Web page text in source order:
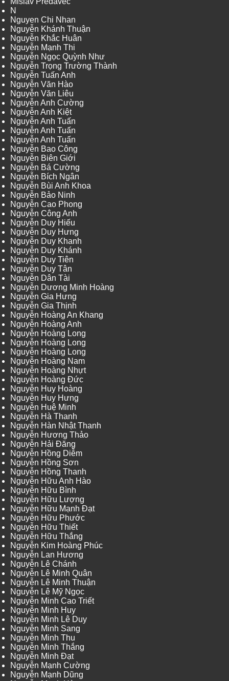
N
Nguyen Chi Nhan
Nguyễn Khánh Thuận
Nguyễn Khắc Huân
Nguyễn Mạnh Thi
Nguyễn Ngọc Quỳnh Như
Nguyễn Trọng Trường Thành
Nguyễn Tuấn Anh
Nguyễn Văn Hào
Nguyễn Văn Liêu
Nguyễn Anh Cường
Nguyễn Anh Kiệt
Nguyễn Anh Tuấn
Nguyễn Anh Tuấn
Nguyễn Anh Tuấn
Nguyễn Bao Công
Nguyễn Biên Giới
Nguyễn Bá Cường
Nguyễn Bích Ngân
Nguyễn Bùi Anh Khoa
Nguyễn Bảo Ninh
Nguyễn Cao Phong
Nguyễn Công Anh
Nguyễn Duy Hiếu
Nguyễn Duy Hưng
Nguyễn Duy Khanh
Nguyễn Duy Khánh
Nguyễn Duy Tiên
Nguyễn Duy Tân
Nguyễn Dân Tài
Nguyễn Dương Minh Hoàng
Nguyễn Gia Hưng
Nguyễn Gia Thịnh
Nguyễn Hoàng An Khang
Nguyễn Hoàng Anh
Nguyễn Hoàng Long
Nguyễn Hoàng Long
Nguyễn Hoàng Long
Nguyễn Hoàng Nam
Nguyễn Hoàng Nhựt
Nguyễn Hoàng Đức
Nguyễn Huy Hoàng
Nguyễn Huy Hưng
Nguyễn Huệ Minh
Nguyễn Hà Thanh
Nguyễn Hàn Nhật Thanh
Nguyễn Hương Thảo
Nguyễn Hải Đăng
Nguyễn Hồng Diễm
Nguyễn Hồng Sơn
Nguyễn Hồng Thanh
Nguyễn Hữu Anh Hào
Nguyễn Hữu Bình
Nguyễn Hữu Lượng
Nguyễn Hữu Mạnh Đạt
Nguyễn Hữu Phước
Nguyễn Hữu Thiết
Nguyễn Hữu Thắng
Nguyễn Kim Hoàng Phúc
Nguyễn Lan Hương
Nguyễn Lê Chánh
Nguyễn Lê Minh Quân
Nguyễn Lê Minh Thuận
Nguyễn Lê Mỹ Ngọc
Nguyễn Minh Cao Triết
Nguyễn Minh Huy
Nguyễn Minh Lê Duy
Nguyễn Minh Sang
Nguyễn Minh Thu
Nguyễn Minh Thắng
Nguyễn Minh Đạt
Nguyễn Mạnh Cường
Nguyễn Mạnh Dũng